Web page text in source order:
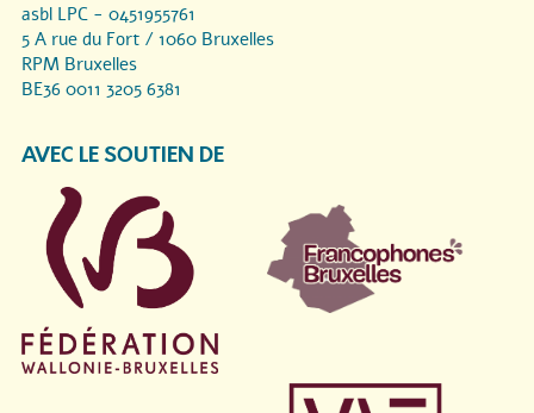
asbl LPC - 0451955761
5 A rue du Fort / 1060 Bruxelles
RPM Bruxelles
BE36 0011 3205 6381
AVEC LE SOUTIEN DE